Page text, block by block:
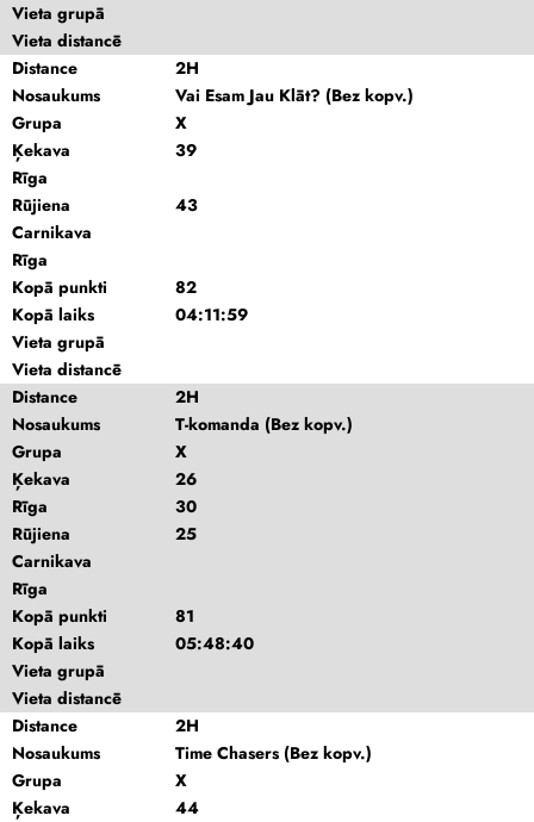
Vieta grupā
Vieta distancē
Distance
2H
Nosaukums
Vai Esam Jau Klāt? (Bez kopv.)
Grupa
X
Ķekava
39
Rīga
Rūjiena
43
Carnikava
Rīga
Kopā punkti
82
Kopā laiks
04:11:59
Vieta grupā
Vieta distancē
Distance
2H
Nosaukums
T-komanda (Bez kopv.)
Grupa
X
Ķekava
26
Rīga
30
Rūjiena
25
Carnikava
Rīga
Kopā punkti
81
Kopā laiks
05:48:40
Vieta grupā
Vieta distancē
Distance
2H
Nosaukums
Time Chasers (Bez kopv.)
Grupa
X
Ķekava
44